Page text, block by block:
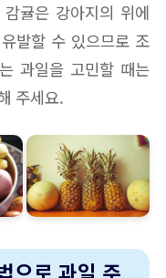
귤은 강아지의 위에
발할 수 있으므로 조
과일을 고민할 때는
주세요.
으로 과일 주